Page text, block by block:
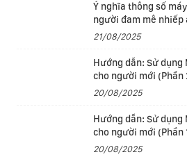
ThinkPad X1 Carbon Gen 10 sử
Intel mới nhất. Mà Intel cũng
CES 2022 nên để trang bị trên
phải chờ Intel hoàn thiện và bàn
xuất số lượng lớn. Các fan của
rất tự hào vì đây là một trong
Ý nghĩa thông số
người đam mê nhiếp
21/08/2025
Hướng dẫn: Sử dụng
cho người mới (Phần
20/08/2025
Hướng dẫn: Sử dụng
cho người mới (Phần
20/08/2025